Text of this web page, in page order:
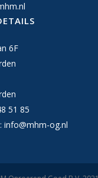
6F
51 85
info@mhm-og.nl